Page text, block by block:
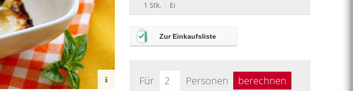
1 Stk. Ei
Zur Einkaufsliste
Für Personen berechnen